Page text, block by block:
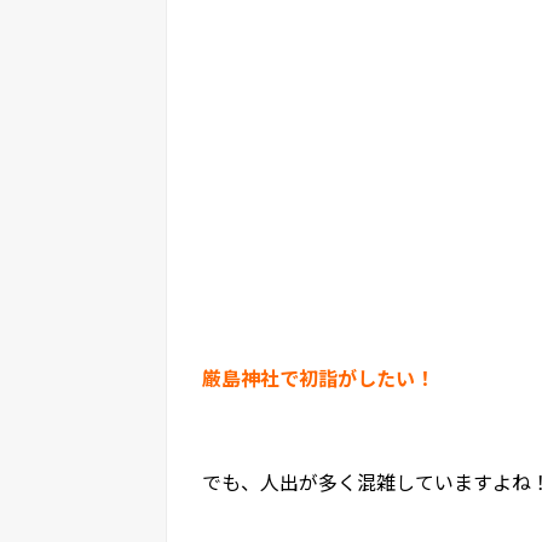
厳島神社で初詣がしたい！
でも、人出が多く混雑していますよね